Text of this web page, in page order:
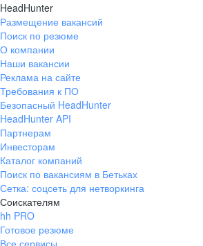
HeadHunter
Размещение вакансий
Поиск по резюме
О компании
Наши вакансии
Реклама на сайте
Требования к ПО
Безопасный HeadHunter
HeadHunter API
Партнерам
Инвесторам
Каталог компаний
Поиск по вакансиям в Бетьках
Сетка: соцсеть для нетворкинга
Соискателям
hh PRO
Готовое резюме
Все сервисы